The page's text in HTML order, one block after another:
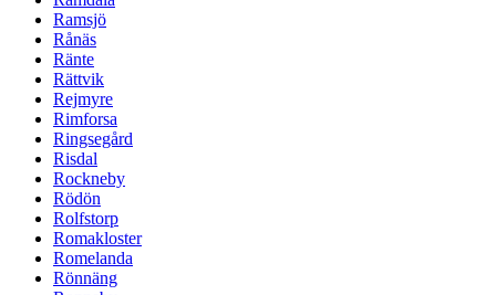
Ramsjö
Rånäs
Ränte
Rättvik
Rejmyre
Rimforsa
Ringsegård
Risdal
Rockneby
Rödön
Rolfstorp
Romakloster
Romelanda
Rönnäng